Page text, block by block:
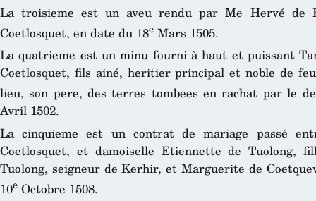
La troisieme est un aveu rendu par Me Hervé de
Coetlosquet, en date du 18e Mars 1505.
La quatrieme est un minu fourni à haut et puissant
Coetlosquet, fils ainé, heritier principal et noble de
lieu, son pere, des terres tombees en rachat par le
Avril 1502.
La cinquieme est un contrat de mariage passé
Coetlosquet, et damoiselle Etiennette de Tuolong,
Tuolong, seigneur de Kerhir, et Marguerite de
10e Octobre 1508.